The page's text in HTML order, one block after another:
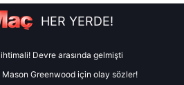
Korunması Kanunu uyarınca
kullanılan çerezlerle ilgili bilgi
.
HER YERDE!
Devre arasında gelmişti
Mason Greenwood için olay sözler!